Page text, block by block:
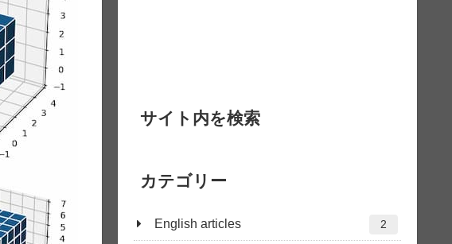
サイト内を検索
カテゴリー
English articles 2